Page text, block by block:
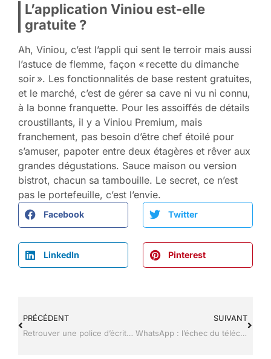
L’application Viniou est-elle
gratuite ?
Ah, Viniou, c’est l’appli qui sent le terroir mais aussi
l’astuce de flemme, façon « recette du dimanche
soir ». Les fonctionnalités de base restent gratuites,
et le marché, c’est de gérer sa cave ni vu ni connu,
à la bonne franquette. Pour les assoiffés de détails
croustillants, il y a Viniou Premium, mais
franchement, pas besoin d’être chef étoilé pour
s’amuser, papoter entre deux étagères et rêver aux
grandes dégustations. Sauce maison ou version
bistrot, chacun sa tambouille. Le secret, ce n’est
pas le portefeuille, c’est l’envie.
Facebook Twitter
LinkedIn Pinterest
PRÉCÉDENT
Retrouver une police d’écriture : la méthode rapide pour l’identifier
SUIVANT
WhatsApp : l’échec du téléchargement photo, 9 solutions rapides et sûres